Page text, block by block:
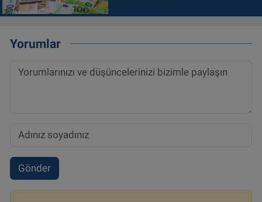
Yorumlar
Gönder